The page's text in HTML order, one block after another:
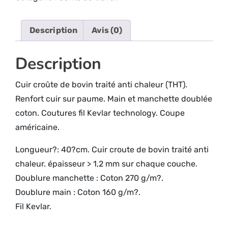
Description Avis (0)
Description
Cuir croûte de bovin traité anti chaleur (THT).
Renfort cuir sur paume. Main et manchette doublée
coton. Coutures fil Kevlar technology. Coupe
américaine.
Longueur?: 40?cm. Cuir croute de bovin traité anti
chaleur. épaisseur > 1,2 mm sur chaque couche.
Doublure manchette : Coton 270 g/m?.
Doublure main : Coton 160 g/m?.
Fil Kevlar.